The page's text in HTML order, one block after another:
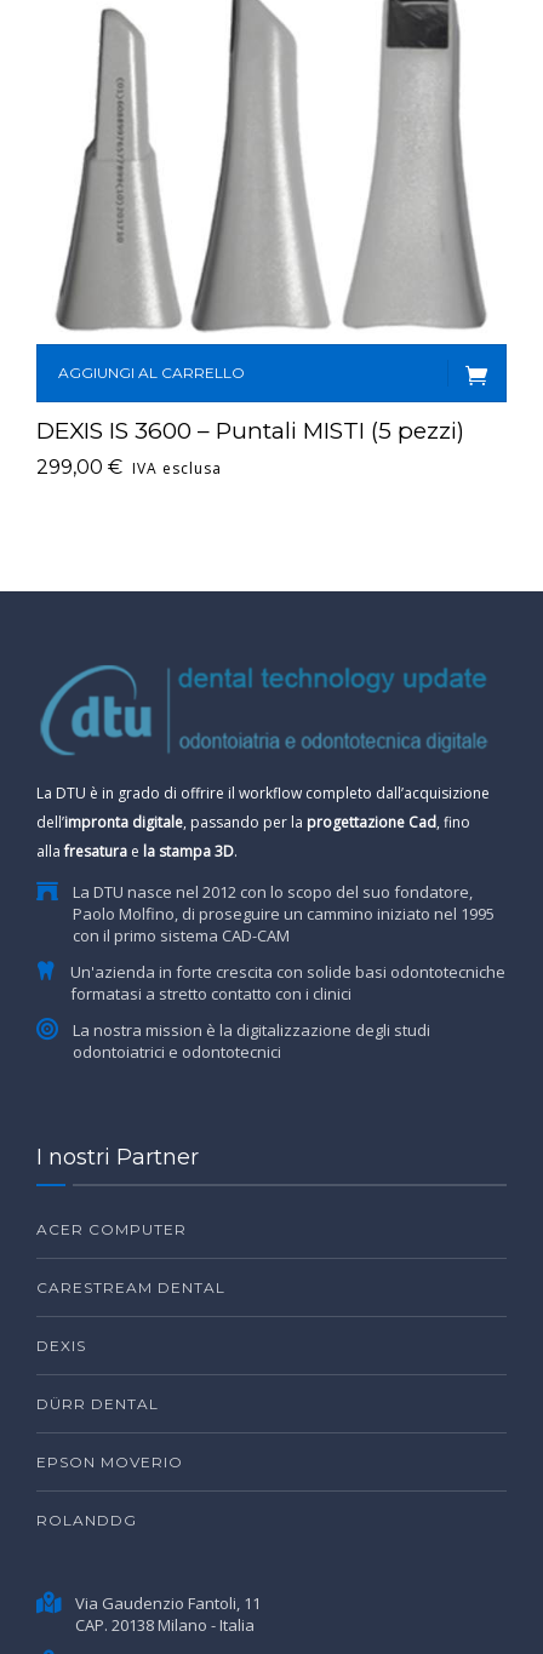
AGGIUNGI AL CARRELLO
DEXIS IS 3600 – Puntali MISTI (5 pezzi)
299,00 € IVA esclusa
La DTU è in grado di offrire il workflow completo dall’acquisizione
dell’impronta digitale, passando per la progettazione Cad, fino
allafresatura e la stampa 3D.
La DTU nasce nel 2012 con lo scopo del suo fondatore,
Paolo Molfino, di proseguire un cammino iniziato nel 1995
con il primo sistema CAD-CAM
Un'azienda in forte crescita con solide basi odontotecniche
formatasi a stretto contatto con i clinici
La nostra mission è la digitalizzazione degli studi
odontoiatrici e odontotecnici
I nostri Partner
ACER COMPUTER
CARESTREAM DENTAL
DEXIS
DÜRR DENTAL
EPSON MOVERIO
ROLANDDG
Via Gaudenzio Fantoli, 11
CAP. 20138 Milano - Italia